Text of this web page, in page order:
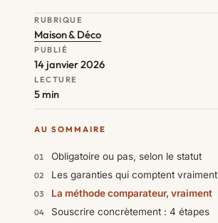
RUBRIQUE
Maison & Déco
PUBLIÉ
14 janvier 2026
LECTURE
5 min
AU SOMMAIRE
Obligatoire ou pas, selon le statut
Les garanties qui comptent vraiment
La méthode comparateur, vraiment
Souscrire concrètement : 4 étapes